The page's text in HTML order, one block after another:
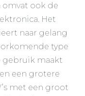
omvat ook de
Het
naar gelang
type
gebruik maakt
een grotere
met een groot